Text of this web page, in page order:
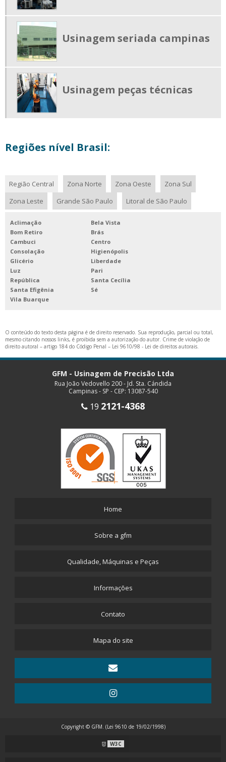
PEÇAS USINADAS EM MÁQUINA CNC
SERVIÇO DE USINAGEM DE PEÇA
USINAGEM PEÇAS COMPLEXAS
USINAGEM PEÇAS GRANDES
USINAGEM PEÇAS PEQUENAS
CORTE A LASER DE CHAPAS DE AÇO
CORTE A LASER DE CHAPAS METÁLICAS
MÁQUINA DE CORTE A LASER DE CHAPAS METÁLICAS
EMPRESA DE USINAGEM TORNO CNC
EMPRESA DE USINAGEM SP
Usinagem seriada campinas
Usinagem peças técnicas
Regiões nível Brasil:
Região Central Zona Norte Zona Oeste
Zona Sul
Zona Leste
Grande São Paulo Litoral de São Paulo
Aclimação
Bela Vista
Bom Retiro
Brás
Cambuci
Centro
Consolação
Higienópolis
Glicério
Liberdade
Luz
Pari
República
Santa Cecília
Santa Efigênia
Sé
Vila Buarque
O conteúdo do texto desta página é de direito reservado. Sua reprodução, parcial ou total,
mesmo citando nossos links, é proibida sem a autorização do autor. Crime de violação de
direito autoral – artigo 184 do Código Penal – Lei 9610/98 - Lei de direitos autorais.
GFM - Usinagem de Precisão Ltda
Rua João Vedovello 200 - Jd. Sta. Cándida
Campinas - SP - CEP: 13087-540
19 2121-4368
Home
Sobre a gfm
Qualidade, Máquinas e Peças
Informações
Contato
Mapa do site
Copyright © GFM. (Lei 9610 de 19/02/1998)
W3C